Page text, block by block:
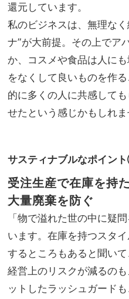
還元しています。
私のビジネスは、無理な
ナ”が大前提。その上でア
か、コスメや食品は人に
をなくして良いものを作
的に多くの人に共感して
せたという感じかもしれま
サスティナブルなポイン
受注生産で在庫を持
大量廃棄を防ぐ
「物で溢れた世の中に疑
います。在庫を持つスタ
するところもあると聞いて
経営上のリスクが減るの
ットしたラッシュガード